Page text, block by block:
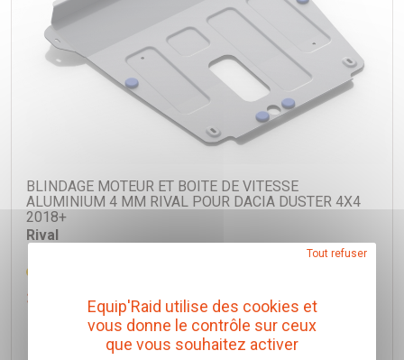
BLINDAGE MOTEUR ET BOITE DE VITESSE
ALUMINIUM 4 MM RIVAL POUR DACIA DUSTER 4X4
2018+
Rival
330,00 € TTC (Prix pour 1 Pièce)
Ajouter au panier
Equip'Raid utilise des cookies et
vous donne le contrôle sur ceux
que vous souhaitez activer
Tout refuser